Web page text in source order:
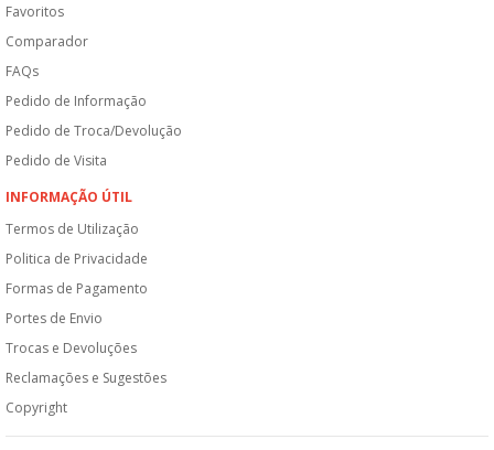
Favoritos
Comparador
FAQs
Pedido de Informação
Pedido de Troca/Devolução
Pedido de Visita
INFORMAÇÃO ÚTIL
Termos de Utilização
Politica de Privacidade
Formas de Pagamento
Portes de Envio
Trocas e Devoluções
Reclamações e Sugestões
Copyright